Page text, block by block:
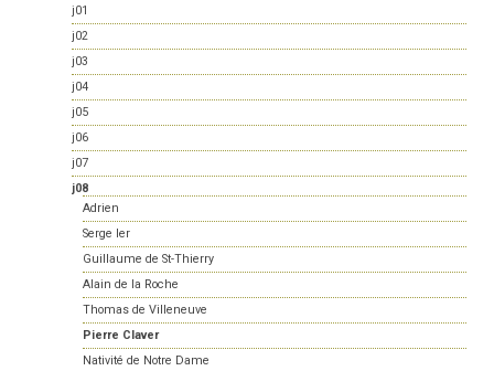
j01
j02
j03
j04
j05
j06
j07
j08
Adrien
Serge Ier
Guillaume de St-Thierry
Alain de la Roche
Thomas de Villeneuve
Pierre Claver
Nativité de Notre Dame